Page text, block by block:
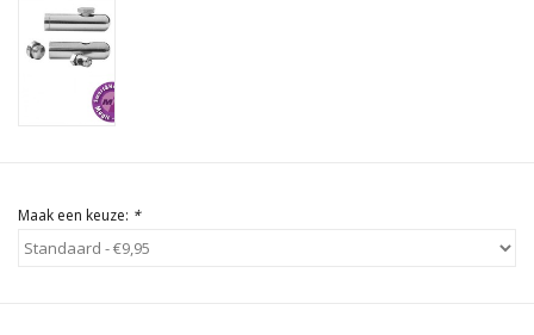
Maak een keuze: *